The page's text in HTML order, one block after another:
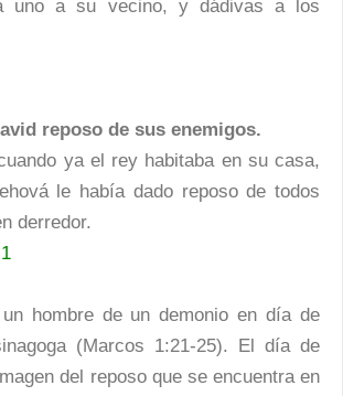
uno a su vecino, y dádivas a los
reposo de sus enemigos.
ya el rey habitaba en su casa,
le había dado reposo de todos
derredor.
hombre de un demonio en día de
(Marcos 1:21-25). El día de
del reposo que se encuentra en